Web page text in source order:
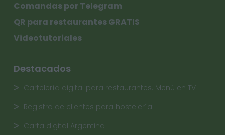
Comandas por Telegram
QR para restaurantes GRATIS
Videotutoriales
Destacados
Cartelería digital para restaurantes. Menú en TV
Registro de clientes para hostelería
Carta digital Argentina